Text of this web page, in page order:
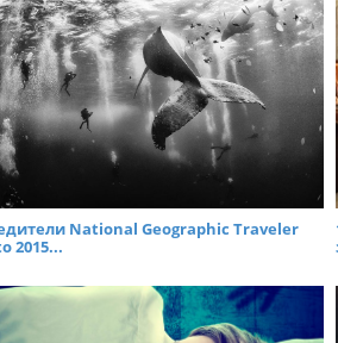
National Geographic Traveler
2015...